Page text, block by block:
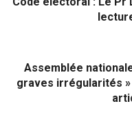
Assemblée
graves irrégularités